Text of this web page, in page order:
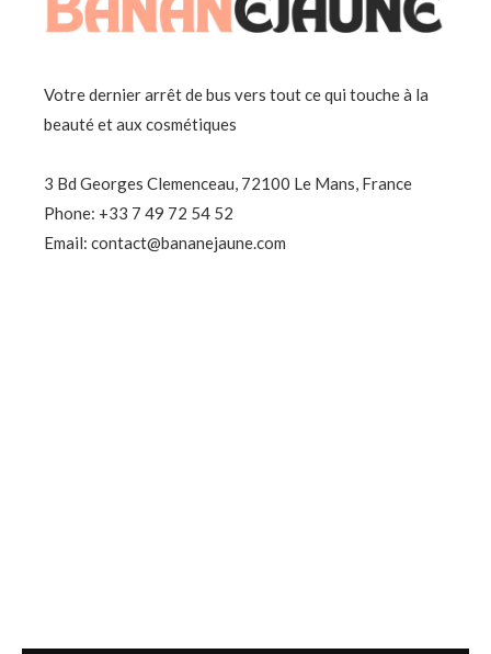
Votre dernier arrêt de bus vers tout ce qui touche à la
beauté et aux cosmétiques
3 Bd Georges Clemenceau, 72100 Le Mans, France
Phone: +33 7 49 72 54 52
Email: contact@bananejaune.com